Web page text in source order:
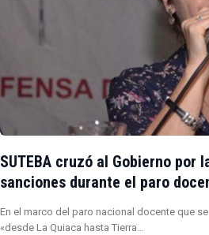
SUTEBA cruzó al Gobierno por
sanciones durante el paro
En el marco del paro nacional docente que
«desde La Quiaca hasta Tierra…